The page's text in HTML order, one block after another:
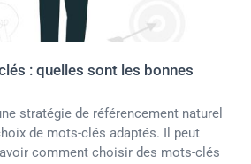
: quelles sont les bonnes
stratégie de référencement naturel
de mots-clés adaptés. Il peut
comment choisir des mots-clés